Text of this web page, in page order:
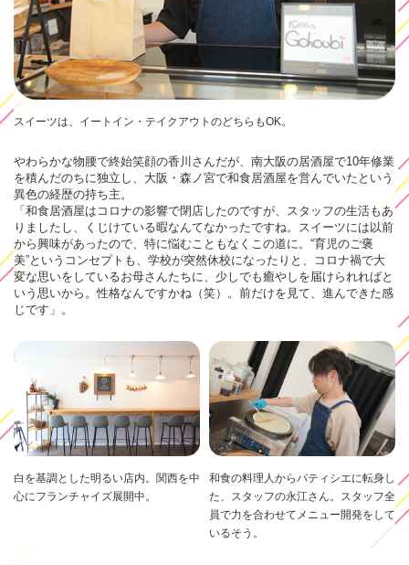
スイーツは、イートイン・テイクアウトのどちらもOK。
やわらかな物腰で終始笑顔の香川さんだが、南大阪の居酒屋で10年修業
を積んだのちに独立し、大阪・森ノ宮で和食居酒屋を営んでいたという
異色の経歴の持ち主。
「和食居酒屋はコロナの影響で閉店したのですが、スタッフの生活もあ
りましたし、くじけている暇なんてなかったですね。スイーツには以前
から興味があったので、特に悩むこともなくこの道に。“育児のご褒
美”というコンセプトも、学校が突然休校になったりと、コロナ禍で大
変な思いをしているお母さんたちに、少しでも癒やしを届けられればと
いう思いから。性格なんですかね（笑）。前だけを見て、進んできた感
じです」。
白を基調とした明るい店内。関西を中
心にフランチャイズ展開中。
和食の料理人からパティシエに転身し
た、スタッフの永江さん。スタッフ全
員で力を合わせてメニュー開発をして
いるそう。